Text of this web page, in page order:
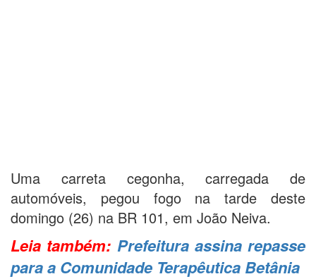
Uma carreta cegonha, carregada de
automóveis, pegou fogo na tarde deste
domingo (26) na BR 101, em João Neiva.
Leia também: Prefeitura assina repasse
para a Comunidade Terapêutica Betânia